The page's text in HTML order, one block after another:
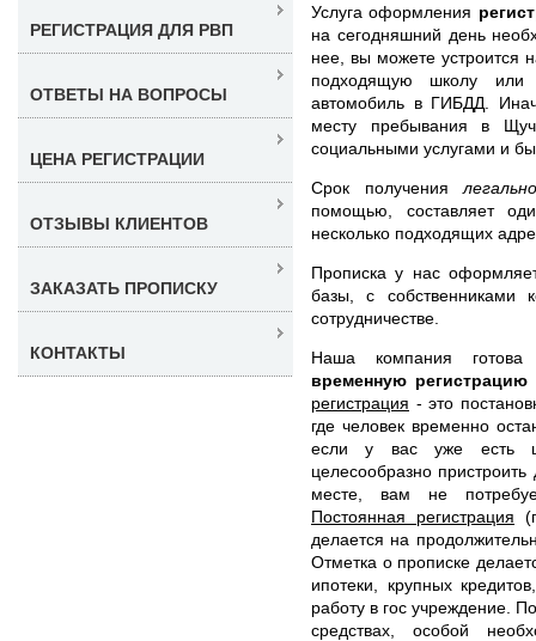
Услуга оформления
на сегодняшний день
нее, вы можете устроится
подходящую школу или
автомобиль в ГИБДД.
месту пребывания в
социальными услугами и
Срок получения
помощью, составляет
несколько подходящих
Прописка у нас
базы, с собственниками
сотрудничестве.
Наша компания
временную
регистрация - это
где человек временно
если у вас уже есть
целесообразно
месте, вам не
Постоянная регистрация
делается на
Отметка о прописке
ипотеки, крупных
работу в гос учреждение.
средствах, особой
РЕГИСТРАЦИЯ ДЛЯ РВП
ОТВЕТЫ НА ВОПРОСЫ
ЦЕНА РЕГИСТРАЦИИ
ОТЗЫВЫ КЛИЕНТОВ
ЗАКАЗАТЬ ПРОПИСКУ
КОНТАКТЫ